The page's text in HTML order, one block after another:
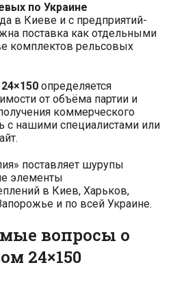
по Украине
в Киеве и с предприятий-
поставка как отдельными
комплектов рельсовых
определяется
от объёма партии и
коммерческого
с нашими специалистами или
поставляет шурупы
элементы
в Киев, Харьков,
и по всей Украине.
вопросы о
24×150